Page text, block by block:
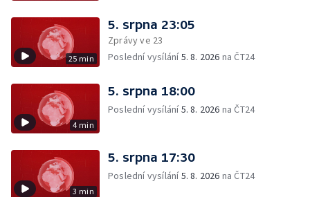
25 min
5. srpna 23:05
Zprávy ve 23
Poslední vysílání5. 8. 2026 na ČT24
4 min
5. srpna 18:00
Poslední vysílání5. 8. 2026 na ČT24
3 min
5. srpna 17:30
Poslední vysílání5. 8. 2026 na ČT24